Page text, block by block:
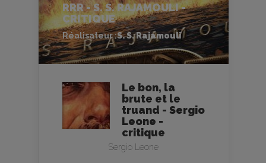
RRR - S. S. RAJAMOULI -
CRITIQUE
Réalisateur :S. S. Rajamouli
Le bon, la
brute et le
truand - Sergio
Leone -
critique
Sergio Leone